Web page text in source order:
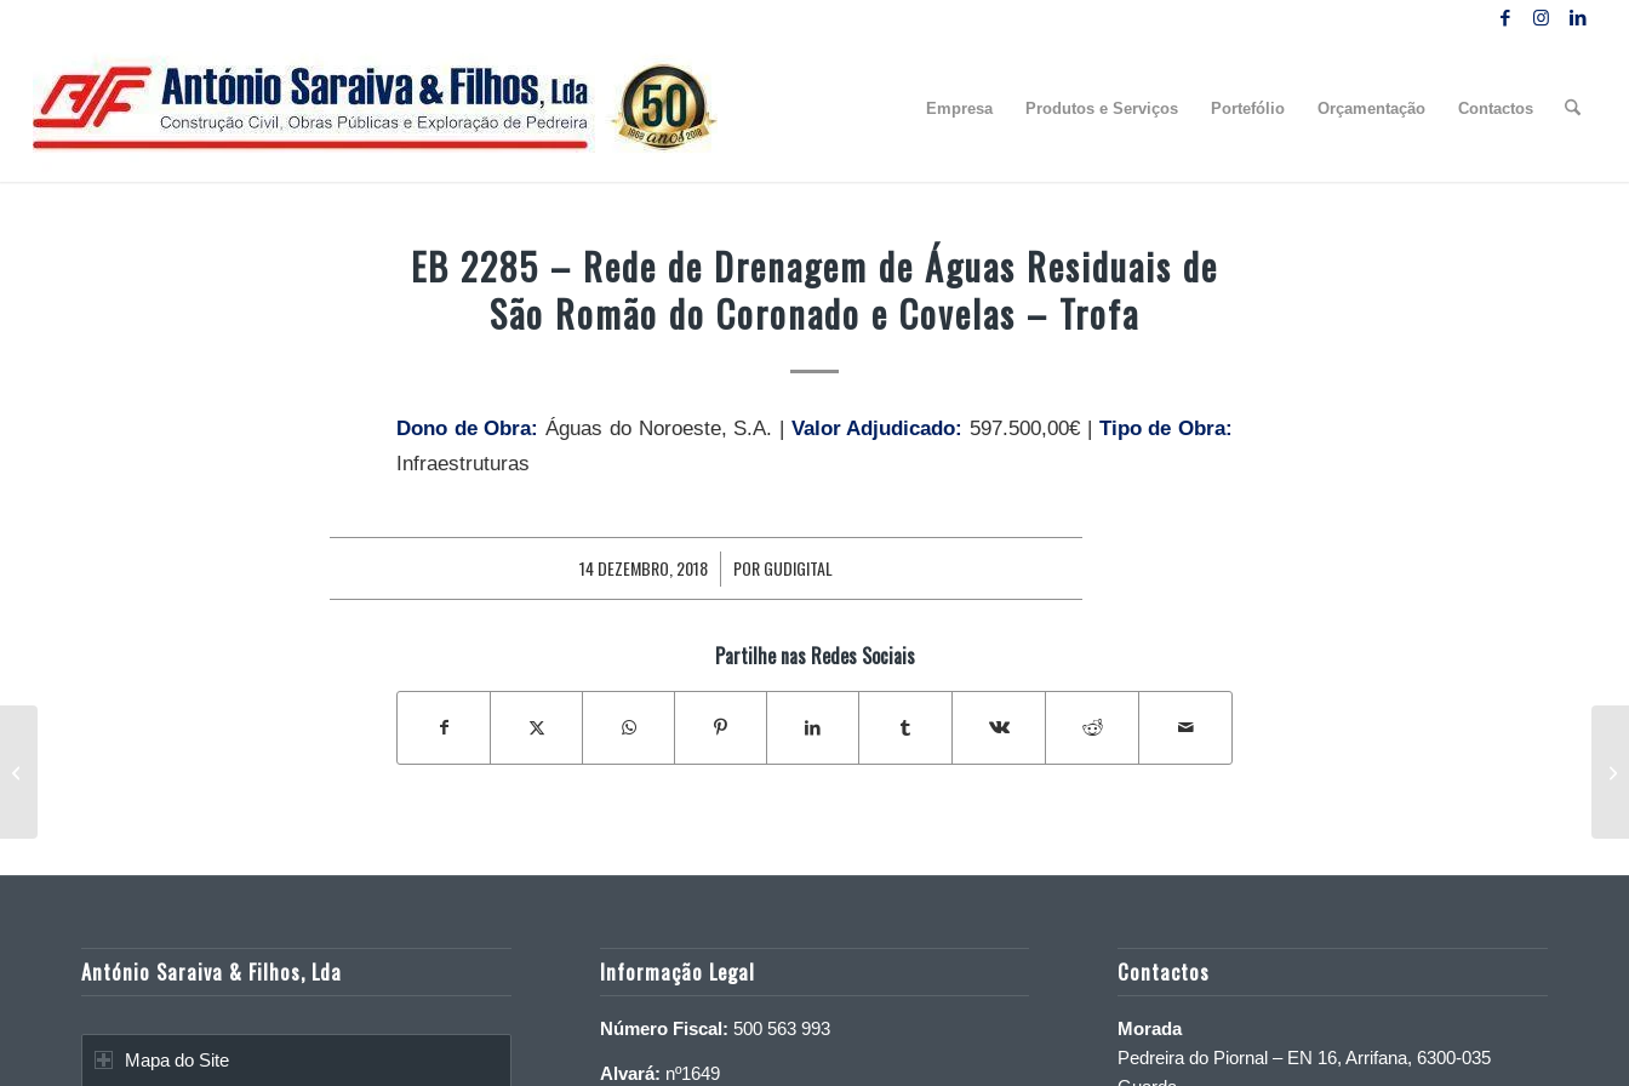
Empresa Produtos e Serviços Portefólio Orçamentação Contactos
EB 2285 – Rede de Drenagem de Águas Residuais de
São Romão do Coronado e Covelas – Trofa
Dono de Obra:Águas do Noroeste, S.A. | Valor Adjudicado: 597.500,00€ | Tipo de Obra:
Infraestruturas
14 DEZEMBRO, 2018
/ PORGUDIGITAL
Partilhe nas Redes Sociais
António Saraiva & Filhos, Lda
Mapa do Site
Informação Legal
Número Fiscal: 500 563 993
Alvará: nº1649
Contactos
Morada
Pedreira do Piornal – EN 16, Arrifana, 6300-035